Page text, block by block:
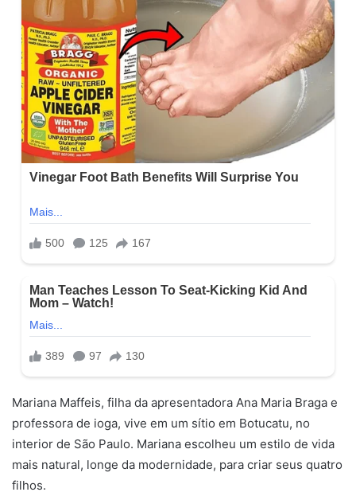
Mariana Maffeis, filha da apresentadora Ana Maria Braga e
professora de ioga, vive em um sítio em Botucatu, no
interior de São Paulo. Mariana escolheu um estilo de vida
mais natural, longe da modernidade, para criar seus quatro
filhos.